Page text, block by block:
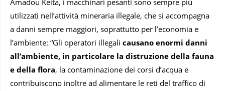
Amadou Keita, i macchinari pesanti sono sempre più
utilizzati nell’attività mineraria illegale, che si accompagna
a danni sempre maggiori, soprattutto per l’economia e
l’ambiente: “Gli operatori illegali causano enormi danni
all’ambiente, in particolare la distruzione della fauna
e della flora, la contaminazione dei corsi d’acqua e
contribuiscono inoltre ad alimentare le reti del traffico di